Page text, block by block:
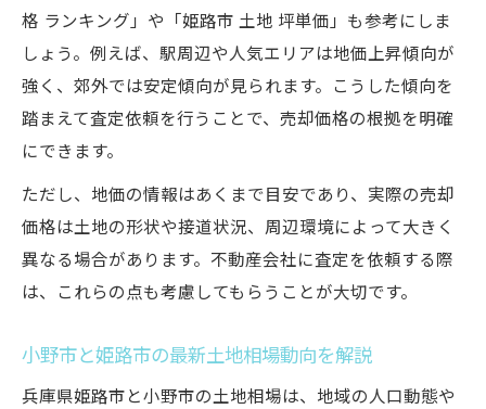
格 ランキング」や「姫路市 土地 坪単価」も参考にしま
しょう。例えば、駅周辺や人気エリアは地価上昇傾向が
強く、郊外では安定傾向が見られます。こうした傾向を
踏まえて査定依頼を行うことで、売却価格の根拠を明確
にできます。
ただし、地価の情報はあくまで目安であり、実際の売却
価格は土地の形状や接道状況、周辺環境によって大きく
異なる場合があります。不動産会社に査定を依頼する際
は、これらの点も考慮してもらうことが大切です。
小野市と姫路市の最新土地相場動向を解説
兵庫県姫路市と小野市の土地相場は、地域の人口動態や